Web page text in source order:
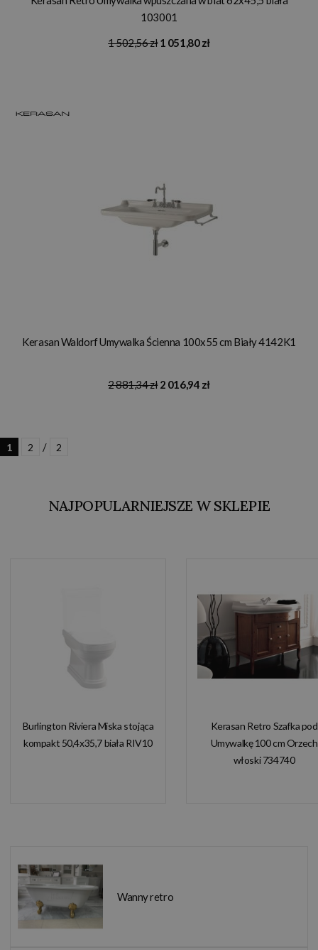
103001
1 502,56 zł 1 051,80 zł
Kerasan Waldorf Umywalka Ścienna 100x55 cm Biały 4142K1
2 881,34 zł 2 016,94 zł
1 2 / 2
NAJPOPULARNIEJSZE W SKLEPIE
Burlington Riviera Miska stojąca
kompakt 50,4x35,7 biała RIV10
Kerasan Retro Szafka pod
Umywalkę 100 cm Orzech
włoski 734740
Wanny retro